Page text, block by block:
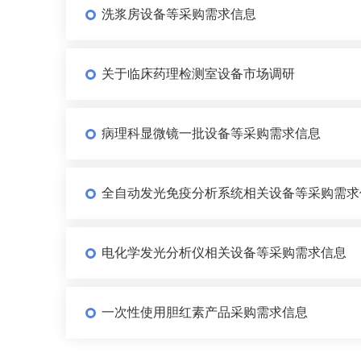
洗浆房设备等采购需求信息
关于临床药理检测室设备市场调研
病理科显微镜一批设备等采购需求信息
全自动发光免疫分析系统相关设备等采购需
电化学发光分析仪相关设备等采购需求信息
一次性使用胆红素产品采购需求信息